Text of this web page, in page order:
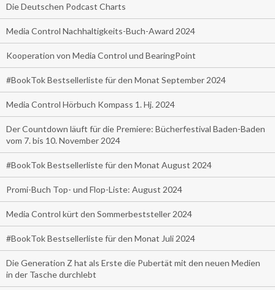
Die Deutschen Podcast Charts
Media Control Nachhaltigkeits-Buch-Award 2024
Kooperation von Media Control und BearingPoint
#BookTok Bestsellerliste für den Monat September 2024
Media Control Hörbuch Kompass 1. Hj. 2024
Der Countdown läuft für die Premiere: Bücherfestival Baden-Baden
vom 7. bis 10. November 2024
#BookTok Bestsellerliste für den Monat August 2024
Promi-Buch Top- und Flop-Liste: August 2024
Media Control kürt den Sommerbeststeller 2024
#BookTok Bestsellerliste für den Monat Juli 2024
Die Generation Z hat als Erste die Pubertät mit den neuen Medien
in der Tasche durchlebt